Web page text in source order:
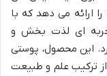
ارائه می دهد که با
ای لذت بخش و
این محصول، پوستی
ترکیب علم و طبیعت